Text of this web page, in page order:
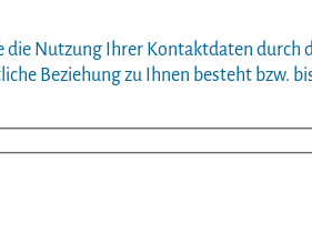
die Nutzung Ihrer Kontaktdaten
Beziehung zu Ihnen besteht bzw.